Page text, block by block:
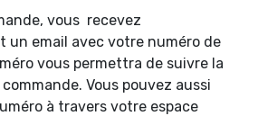
vous recevez
un email avec votre numéro de
vous permettra de suivre la
Vous pouvez aussi
à travers votre espace